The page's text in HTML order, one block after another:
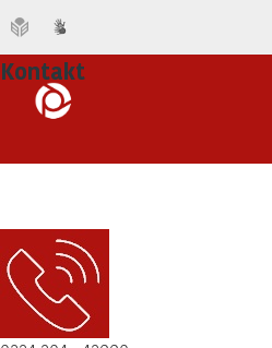
Kontakt